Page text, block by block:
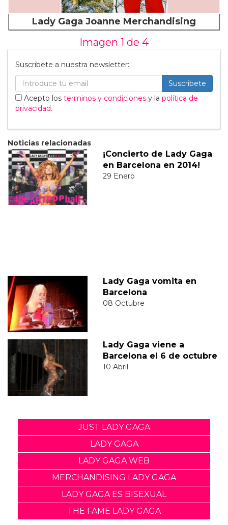
Lady Gaga Joanne Merchandising
Imagen 1 de 4
Suscribete a nuestra newsletter:
Suscribete
Acepto los terminos y condiciones y la política de
privacidad.
Noticias relacionadas
¡Concierto de Lady Gaga
en Barcelona en 2014!
29 Enero
Lady Gaga vomita en
Barcelona
08 Octubre
Lady Gaga viene a
Barcelona el 6 de octubre
10 Abril
JUST LADY GAGA
LADY GAGA
LADY GAGA WEB
MERCHANDISING LADY GAGA
LADY GAGA ES BISEXUAL
THE FAME LADY GAGA